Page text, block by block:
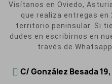
Visítanos en Oviedo,
que realiza entregas en
territorio peninsular. Si
dudes en escribirnos en
través de
C/ González Besada